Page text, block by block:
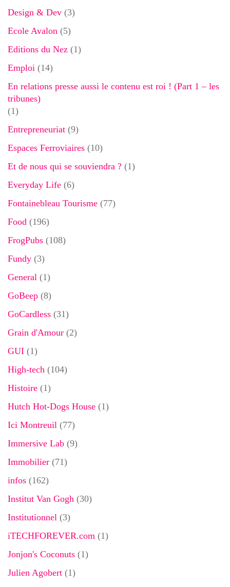
Design & Dev (3)
Ecole Avalon (5)
Editions du Nez (1)
Emploi (14)
En relations presse aussi le contenu est roi ! (Part 1 – les
tribunes)
(1)
Entrepreneuriat (9)
Espaces Ferroviaires (10)
Et de nous qui se souviendra ? (1)
Everyday Life (6)
Fontainebleau Tourisme (77)
Food (196)
FrogPubs (108)
Fundy (3)
General (1)
GoBeep (8)
GoCardless (31)
Grain d'Amour (2)
GUI (1)
High-tech (104)
Histoire (1)
Hutch Hot-Dogs House (1)
Ici Montreuil (77)
Immersive Lab (9)
Immobilier (71)
infos (162)
Institut Van Gogh (30)
Institutionnel (3)
iTECHFOREVER.com (1)
Jonjon's Coconuts (1)
Julien Agobert (1)